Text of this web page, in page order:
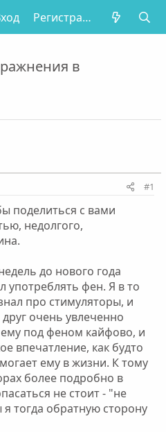
Регистрация
в
#1
поделиться с вами
недолгого,
до нового года
употреблять фен. Я в то
про стимуляторы, и
очень увлеченно
ему под феном кайфово, и
впечатление, как будто
ему в жизни. К тому
более подробно в
не стоит - "не
тогда обратную сторону